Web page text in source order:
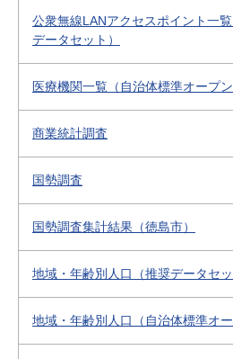
公衆無線LANアクセスポイント一
データセット）
医療機関一覧（自治体標準オープン
商業統計調査
国勢調査
国勢調査集計結果（徳島市）
地域・年齢別人口（推奨データセッ
地域・年齢別人口（自治体標準オ